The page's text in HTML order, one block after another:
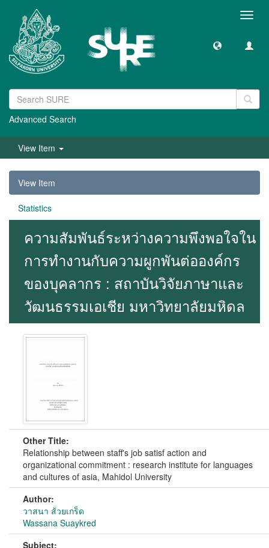
Advanced Search
View Item
View Item
Statistics
ความสัมพันธ์ระหว่างความพึงพอใจใน
การทำงานกับความผูกพันต่อองค์กร
ของบุคลากร : สถาบันวิจัยภาษาและ
วัฒนธรรมเอเชีย มหาวิทยาลัยมหิดล
Other Title:
Relationship between staff's job satisf action and
organizational commitment : research institute for languages
and cultures of asia, Mahidol University
Author:
วาสนา ส้วยเกร็ด
Wassana Suaykred
Subject: